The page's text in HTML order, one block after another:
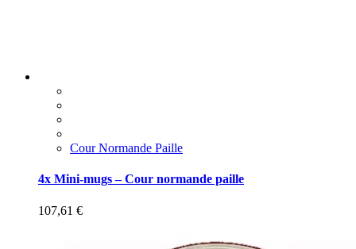
Cour Normande Paille
4x Mini-mugs – Cour normande paille
107,61 €